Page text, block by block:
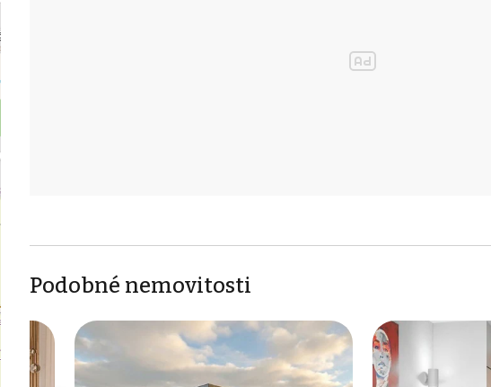
Podobné nemovitosti